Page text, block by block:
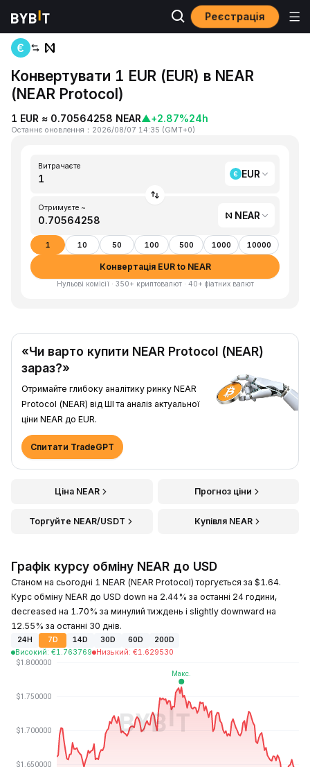
Реєстрація
Головна
Конвертувати 1 EUR (EUR) в NEAR
(NEAR Protocol)
1 EUR ≈ 0.70564258 NEAR▲+2.87%24h
Останнє оновлення ： 2026/08/07 14:35 (GMT+0)
Витрачаєте
EUR
Отримуєте ~
NEAR
1 10 50 100 500 1000 10000
Конвертація EUR to NEAR
Нульові комісії · 350+ криптовалют · 40+ фіатних валют
«Чи варто купити NEAR Protocol (NEAR)
зараз?»
Отримайте глибоку аналітику ринку NEAR
Protocol (NEAR) від ШІ та аналіз актуальної
ціни NEAR до EUR.
Спитати TradeGPT
Ціна NEAR Прогноз ціни
Торгуйте NEAR/USDT Купівля NEAR
Графік курсу обміну NEAR до USD
Станом на сьогодні 1 NEAR (NEAR Protocol) торгується за $1.64.
Курс обміну NEAR до USD down на 2.44% за останні 24 години,
decreased на 1.70% за минулий тиждень і slightly downward на
12.55% за останні 30 днів.
24H 7D 14D 30D 60D
200D
Високий: €1.763769 Низький: €1.629530